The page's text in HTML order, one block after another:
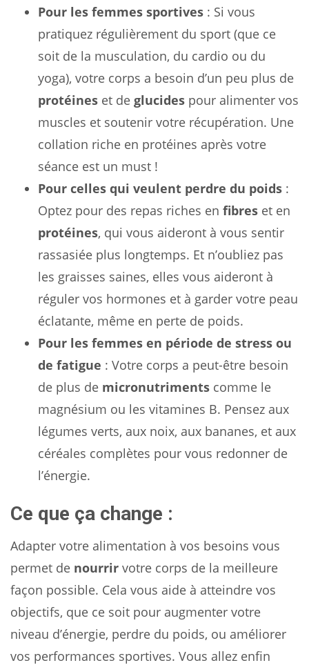
Pour les femmes sportives : Si vous
pratiquez régulièrement du sport (que ce
soit de la musculation, du cardio ou du
yoga), votre corps a besoin d’un peu plus de
protéines et de glucides pour alimenter vos
muscles et soutenir votre récupération. Une
collation riche en protéines après votre
séance est un must !
Pour celles qui veulent perdre du poids :
Optez pour des repas riches en fibres et en
protéines, qui vous aideront à vous sentir
rassasiée plus longtemps. Et n’oubliez pas
les graisses saines, elles vous aideront à
réguler vos hormones et à garder votre peau
éclatante, même en perte de poids.
Pour les femmes en période de stress ou
de fatigue : Votre corps a peut-être besoin
de plus de micronutriments comme le
magnésium ou les vitamines B. Pensez aux
légumes verts, aux noix, aux bananes, et aux
céréales complètes pour vous redonner de
l’énergie.
Ce que ça change :
Adapter votre alimentation à vos besoins vous
permet de nourrir votre corps de la meilleure
façon possible. Cela vous aide à atteindre vos
objectifs, que ce soit pour augmenter votre
niveau d’énergie, perdre du poids, ou améliorer
vos performances sportives. Vous allez enfin